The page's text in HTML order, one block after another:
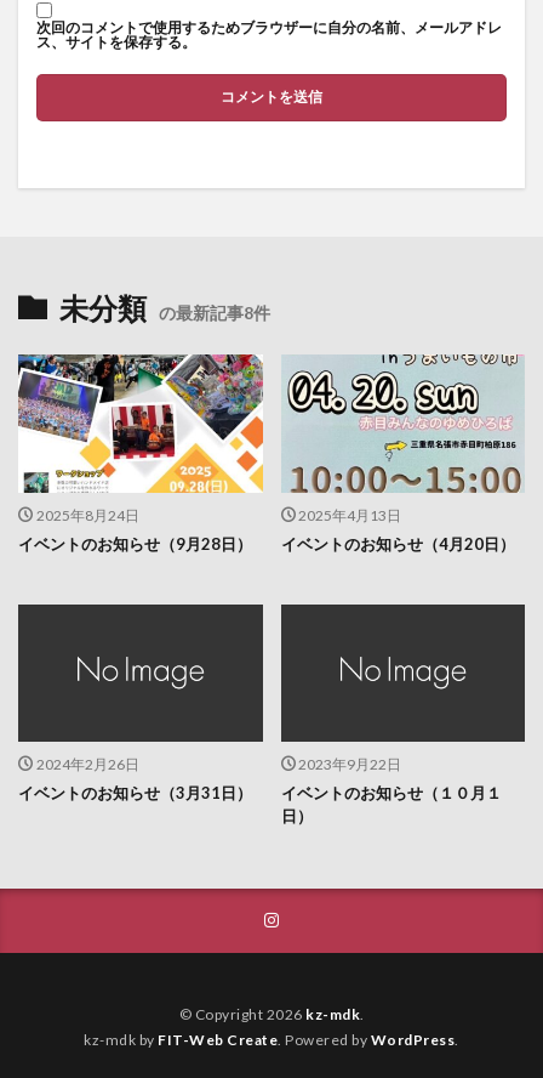
次回のコメントで使用するためブラウザーに自分の名前、メールアドレ
ス、サイトを保存する。
未分類 の最新記事8件
2025年8月24日
イベントのお知らせ（9月28日）
2025年4月13日
イベントのお知らせ（4月20日）
2024年2月26日
イベントのお知らせ（3月31日）
2023年9月22日
イベントのお知らせ（１０月１
日）
© Copyright 2026 kz-mdk
kz-mdk by FIT-Web Create . Powered by WordPress